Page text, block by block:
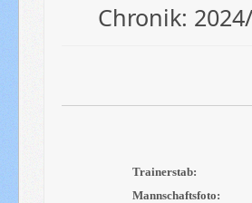
Chronik:
Trainerstab:
Mannschaftsfoto: